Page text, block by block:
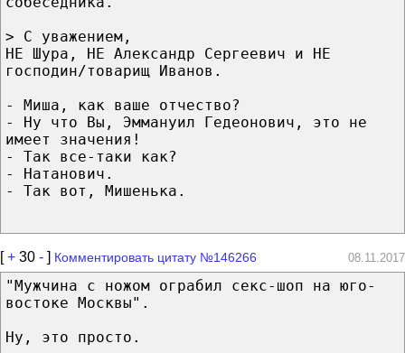
> С уважением,
НЕ Шура, НЕ Александр Сергеевич и НЕ
господин/товарищ Иванов.
- Миша, как ваше отчество?
- Ну что Вы, Эммануил Гедеонович, это не
имеет значения!
- Так все-таки как?
- Натанович.
- Так вот, Мишенька.
[+ 30 - ] Комментировать цитату №146266 08.11.2017
"Мужчина с ножом ограбил секс-шоп на юго-
востоке Москвы".
Ну, это просто.